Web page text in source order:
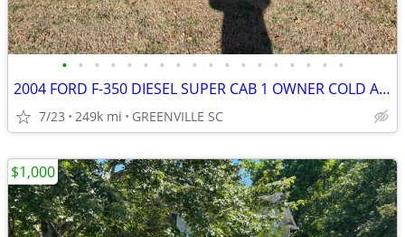
• • • • • • • • • • • • • • • • • •
2004 FORD F-350 DIESEL SUPER CAB 1 OWNER COLD A/C
7/23 249k mi GREENVILLE SC
$1,000